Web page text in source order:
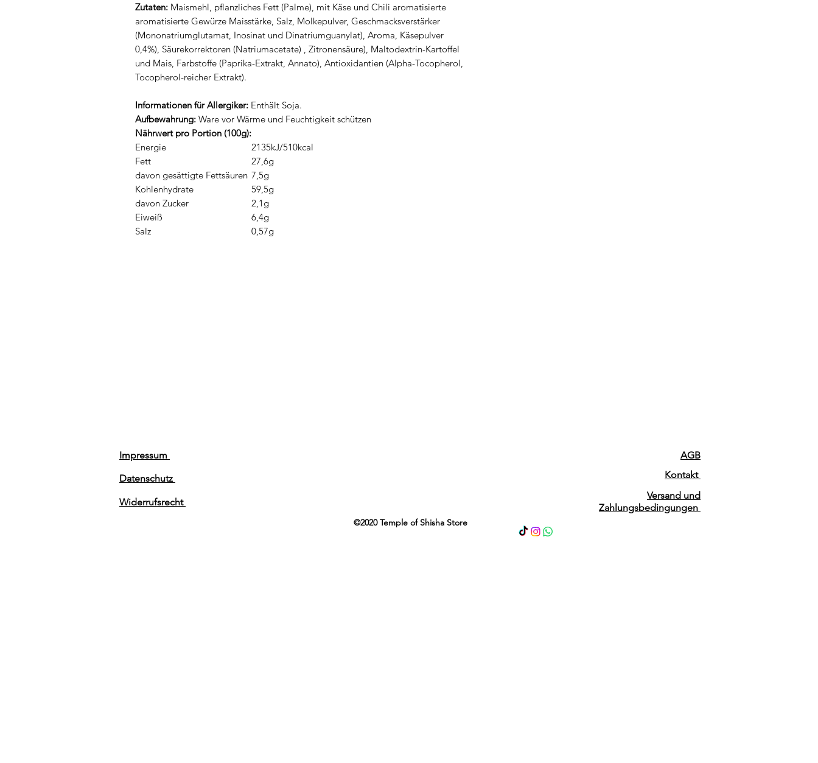
Zutaten: Maismehl, pflanzliches Fett (Palme), mit Käse und Chili aromatisierte
aromatisierte Gewürze Maisstärke, Salz, Molkepulver, Geschmacksverstärker
(Mononatriumglutamat, Inosinat und Dinatriumguanylat), Aroma, Käsepulver
0,4%), Säurekorrektoren (Natriumacetate) , Zitronensäure), Maltodextrin-Kartoffel
und Mais, Farbstoffe (Paprika-Extrakt, Annato), Antioxidantien (Alpha-Tocopherol,
Tocopherol-reicher Extrakt).
Informationen für Allergiker: Enthält Soja.
Aufbewahrung: Ware vor Wärme und Feuchtigkeit schützen
Nährwert pro Portion (100g):
Energie
2135kJ/510kcal
Fett
27,6g
davon gesättigte Fettsäuren 7,5g
Kohlenhydrate
59,5g
davon Zucker
2,1g
Eiweiß
6,4g
Salz
0,57g
Impressum
AGB
Datenschutz
Kontakt
Widerrufsrecht
Versand und
Zahlungsbedingungen
©2020 Temple of Shisha Store